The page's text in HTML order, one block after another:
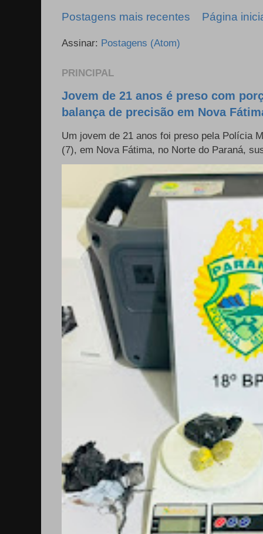
Postagens mais recentes Página
Assinar: Postagens (Atom)
PRINCIPAL
Jovem de 21 anos é preso com
balança de precisão em Nova
Um jovem de 21 anos foi preso pela Polícia
(7), em Nova Fátima, no Norte do Paraná,